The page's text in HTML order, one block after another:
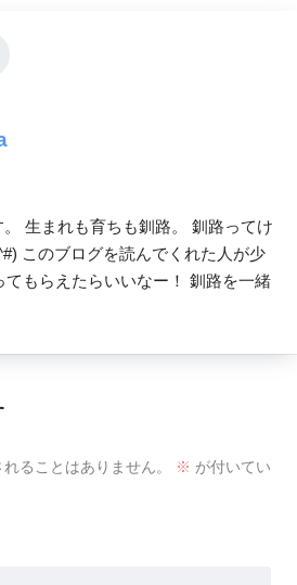
生まれも育ちも釧路。 釧路ってけ
このブログを読んでくれた人が少
てもらえたらいいなー！ 釧路を一緒
ることはありません。 ※ が付いてい